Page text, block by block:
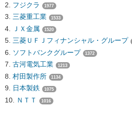
フジクラ 1977
三菱重工業 1533
ＪＸ金属 1520
三菱ＵＦＪフィナンシャル・グループ
ソフトバンクグループ 1372
古河電気工業 1213
村田製作所 1134
日本製鉄 1075
ＮＴＴ 1016